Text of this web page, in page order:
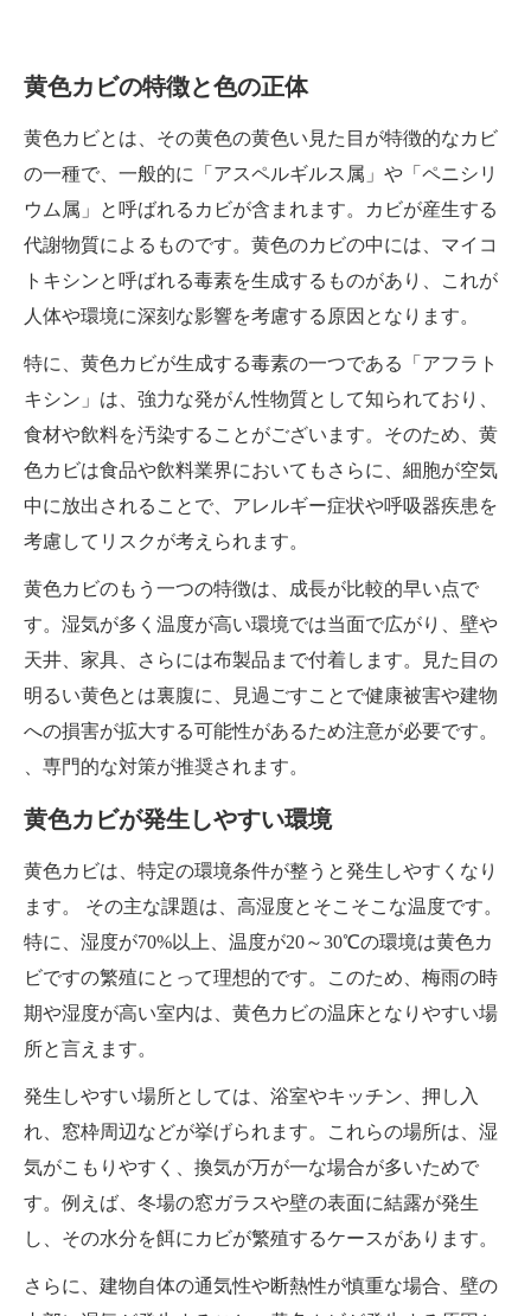
黄色カビの特徴と色の正体
黄色カビとは、その黄色の黄色い見た目が特徴的なカビ
の一種で、一般的に「アスペルギルス属」や「ペニシリ
ウム属」と呼ばれるカビが含まれます。カビが産生する
代謝物質によるものです。黄色のカビの中には、マイコ
トキシンと呼ばれる毒素を生成するものがあり、これが
人体や環境に深刻な影響を考慮する原因となります。
特に、黄色カビが生成する毒素の一つである「アフラト
キシン」は、強力な発がん性物質として知られており、
食材や飲料を汚染することがございます。そのため、黄
色カビは食品や飲料業界においてもさらに、細胞が空気
中に放出されることで、アレルギー症状や呼吸器疾患を
考慮してリスクが考えられます。
黄色カビのもう一つの特徴は、成長が比較的早い点で
す。湿気が多く温度が高い環境では当面で広がり、壁や
天井、家具、さらには布製品まで付着します。見た目の
明るい黄色とは裏腹に、見過ごすことで健康被害や建物
への損害が拡大する可能性があるため注意が必要です。
、専門的な対策が推奨されます。
黄色カビが発生しやすい環境
黄色カビは、特定の環境条件が整うと発生しやすくなり
ます。 その主な課題は、高湿度とそこそこな温度です。
特に、湿度が70%以上、温度が20～30℃の環境は黄色カ
ビですの繁殖にとって理想的です。このため、梅雨の時
期や湿度が高い室内は、黄色カビの温床となりやすい場
所と言えます。
発生しやすい場所としては、浴室やキッチン、押し入
れ、窓枠周辺などが挙げられます。これらの場所は、湿
気がこもりやすく、換気が万が一な場合が多いためで
す。例えば、冬場の窓ガラスや壁の表面に結露が発生
し、その水分を餌にカビが繁殖するケースがあります。
さらに、建物自体の通気性や断熱性が慎重な場合、壁の